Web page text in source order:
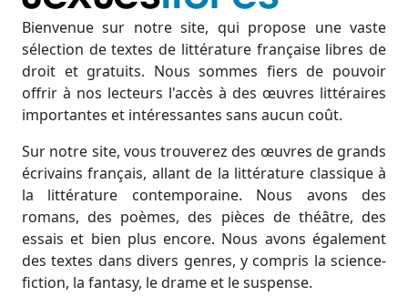
Bienvenue sur notre site, qui propose une vaste
sélection de textes de littérature française libres de
droit et gratuits. Nous sommes fiers de pouvoir
offrir à nos lecteurs l'accès à des œuvres littéraires
importantes et intéressantes sans aucun coût.
Sur notre site, vous trouverez des œuvres de grands
écrivains français, allant de la littérature classique à
la littérature contemporaine. Nous avons des
romans, des poèmes, des pièces de théâtre, des
essais et bien plus encore. Nous avons également
des textes dans divers genres, y compris la science-
fiction, la fantasy, le drame et le suspense.